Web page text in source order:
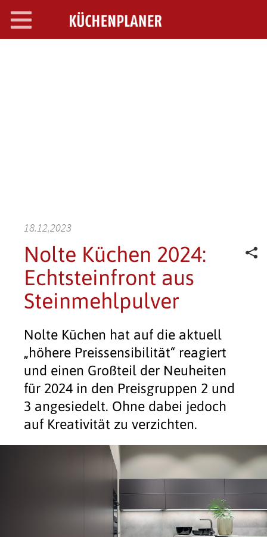
Toggle
navigation
18.12.2023
Nolte Küchen 2024:
Echtsteinfront aus
Steinmehlpulver
Nolte Küchen hat auf die aktuell
„höhere Preissensibilität“ reagiert
und einen Großteil der Neuheiten
für 2024 in den Preisgruppen 2 und
3 angesiedelt. Ohne dabei jedoch
auf Kreativität zu verzichten.